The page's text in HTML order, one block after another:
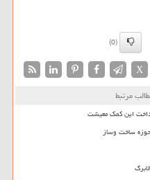
(0)
X
مرتبط
این کمک معیشت